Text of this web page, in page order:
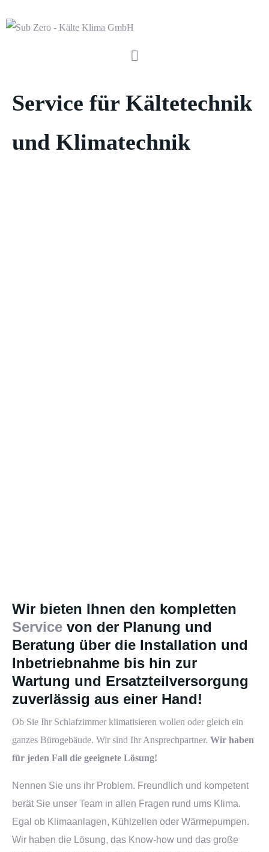
Service für Kältetechnik
und Klimatechnik
Wir bieten Ihnen den kompletten
Service von der Planung und
Beratung über die Installation und
Inbetriebnahme bis hin zur
Wartung und Ersatzteilversorgung
zuverlässig aus einer Hand!
Ob Sie Ihr Schlafzimmer klimatisieren wollen oder gleich ein
ganzes Bürogebäude. Wir sind Ihr Ansprechpartner. Wir haben
für jeden Fall die geeignete Lösung!
Nennen Sie uns ihr Problem. Freundlich und kompetent
berät Sie unser Team in allen Fragen rund ums Klima.
Egal ob Klimaanlagen, Kühlzellen oder Wärmepumpen.
Wir haben die Lösung, das Know-how und das große